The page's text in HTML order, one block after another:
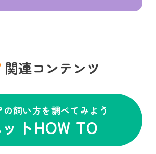
関連コンテンツ
の飼い方を調べてみよう
トHOW TO